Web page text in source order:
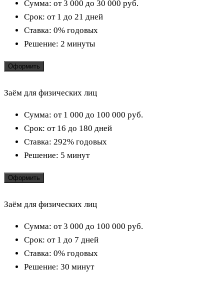
Сумма: от 3 000 до 30 000 руб.
Срок: от 1 до 21 дней
Ставка: 0% годовых
Решение: 2 минуты
Оформить
Заём для физических лиц
Сумма: от 1 000 до 100 000 руб.
Срок: от 16 до 180 дней
Ставка: 292% годовых
Решение: 5 минут
Оформить
Заём для физических лиц
Сумма: от 3 000 до 100 000 руб.
Срок: от 1 до 7 дней
Ставка: 0% годовых
Решение: 30 минут